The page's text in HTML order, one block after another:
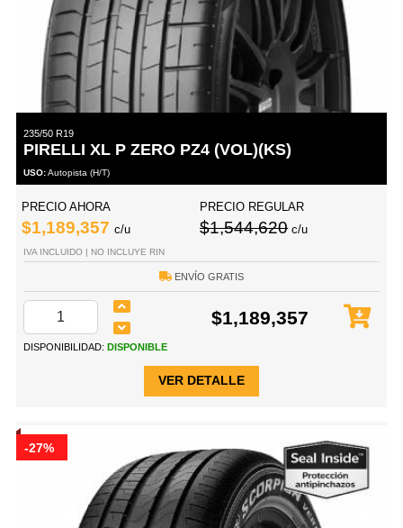
235/50 R19
PIRELLI XL P ZERO PZ4 (VOL)(KS)
USO:Autopista (H/T)
PRECIO AHORA
$1,189,357 c/u
PRECIO REGULAR
$1,544,620 c/u
IVA INCLUIDO | NO INCLUYE RIN
ENVÍO GRATIS
$1,189,357
DISPONIBILIDAD: DISPONIBLE
VER DETALLE
-27%